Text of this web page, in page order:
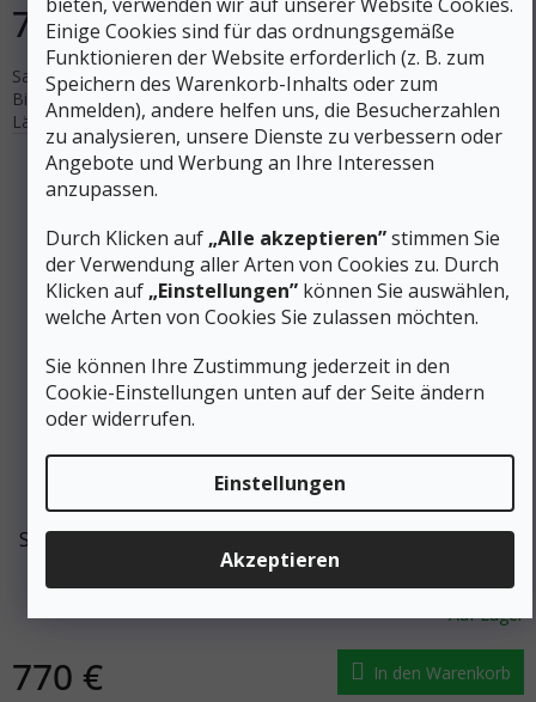
Einige Cookies sind für das ordnungsgemäße
Funktionieren der Website erforderlich (z. B. zum
Speichern des Warenkorb-Inhalts oder zum
Anmelden), andere helfen uns, die Besucherzahlen
zu analysieren, unsere Dienste zu verbessern oder
Angebote und Werbung an Ihre Interessen
anzupassen.
Durch Klicken auf „Alle akzeptieren”stimmen Sie
der Verwendung aller Arten von Cookies zu. Durch
Klicken auf „Einstellungen” können Sie auswählen,
welche Arten von Cookies Sie zulassen möchten.
Sie können Ihre Zustimmung jederzeit in den
Cookie-Einstellungen unten auf der Seite ändern
oder widerrufen.
Einstellungen
Akzeptieren
770 € In den Warenkorb
Satz Movement AXESS 92 Skitourenski / ATK C RAIDER 12
Bindung mit Bremse / Movement Steigbänder .Erhältlich in den
Längen 169 / 177 cm - Bitte geben Sie bei Ihrer Bestellung die...
1 400 €
Skialp Set - Skier MOVEMENT AXESS 86 Bindungen ATK
C-RAIDER 12 Bänder MOVEMENT
Auf Lager
770 € In den Warenkorb